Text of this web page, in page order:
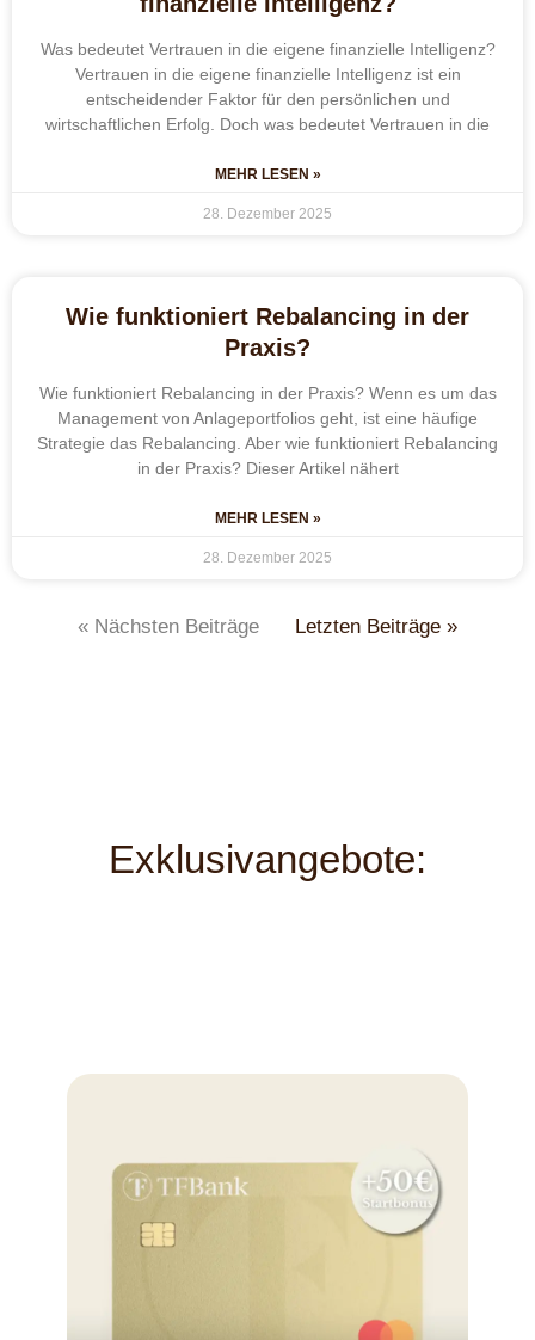
Was bedeutet Vertrauen in die eigene finanzielle Intelligenz?
Vertrauen in die eigene finanzielle Intelligenz ist ein
entscheidender Faktor für den persönlichen und
wirtschaftlichen Erfolg. Doch was bedeutet Vertrauen in die
MEHR LESEN »
28. Dezember 2025
Wie funktioniert Rebalancing in der
Praxis?
Wie funktioniert Rebalancing in der Praxis? Wenn es um das
Management von Anlageportfolios geht, ist eine häufige
Strategie das Rebalancing. Aber wie funktioniert Rebalancing
in der Praxis? Dieser Artikel nähert
MEHR LESEN »
28. Dezember 2025
« Nächsten Beiträge Letzten Beiträge »
Exklusivangebote: